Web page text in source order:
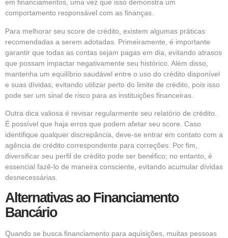
em financiamentos, uma vez que isso demonstra um
comportamento responsável com as finanças.
Para melhorar seu score de crédito, existem algumas práticas
recomendadas a serem adotadas. Primeiramente, é importante
garantir que todas as contas sejam pagas em dia, evitando atrasos
que possam impactar negativamente seu histórico. Além disso,
mantenha um equilíbrio saudável entre o uso do crédito disponível
e suas dívidas, evitando utilizar perto do limite de crédito, pois isso
pode ser um sinal de risco para as instituições financeiras.
Outra dica valiosa é revisar regularmente seu relatório de crédito.
É possível que haja erros que podem afetar seu score. Caso
identifique qualquer discrepância, deve-se entrar em contato com a
agência de crédito correspondente para correções. Por fim,
diversificar seu perfil de crédito pode ser benéfico; no entanto, é
essencial fazê-lo de maneira consciente, evitando acumular dívidas
desnecessárias.
Alternativas ao Financiamento
Bancário
Quando se busca financiamento para aquisições, muitas pessoas